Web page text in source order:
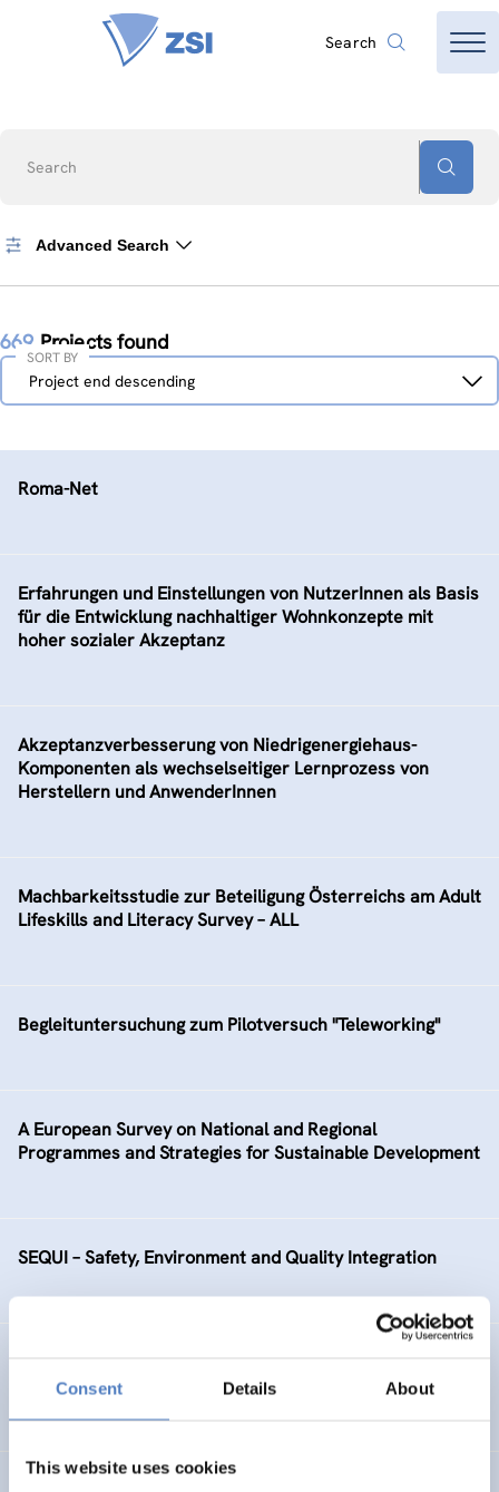
Consent Details About
This website uses cookies
Search
Search
Advanced Search
669 Projects found
Sort
Project end descending
SORT BY
Roma-Net
Erfahrungen und Einstellungen von NutzerInnen als Basis
für die Entwicklung nachhaltiger Wohnkonzepte mit
hoher sozialer Akzeptanz
Akzeptanzverbesserung von Niedrigenergiehaus-
Komponenten als wechselseitiger Lernprozess von
Herstellern und AnwenderInnen
Machbarkeitsstudie zur Beteiligung Österreichs am Adult
Lifeskills and Literacy Survey – ALL
Begleituntersuchung zum Pilotversuch "Teleworking"
A European Survey on National and Regional
Programmes and Strategies for Sustainable Development
SEQUI – Safety, Environment and Quality Integration
Lehrstellenförderung in Wien